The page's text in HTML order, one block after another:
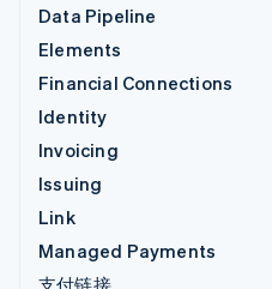
Data Pipeline
Elements
Financial Connections
Identity
Invoicing
Issuing
Link
Managed Payments
支付链接